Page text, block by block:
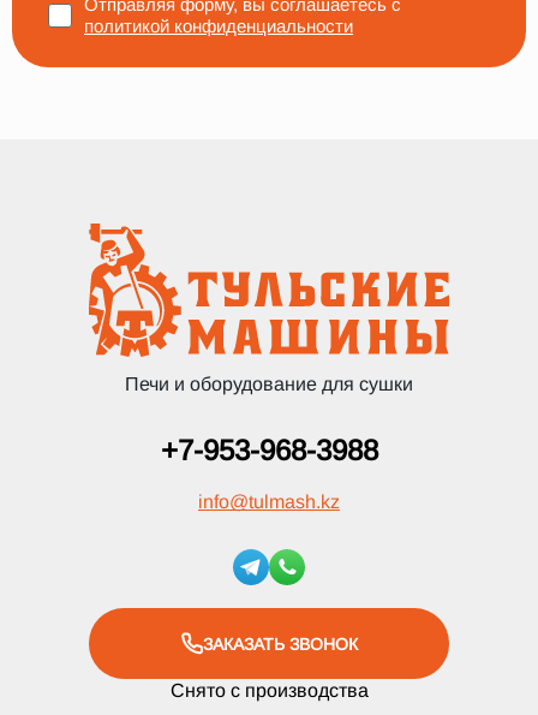
Отправляя форму, вы соглашаетесь с
политикой конфиденциальности
Печи и оборудование для сушки
+7-953-968-3988
info@tulmash.kz
ЗАКАЗАТЬ ЗВОНОК
Снято с производства